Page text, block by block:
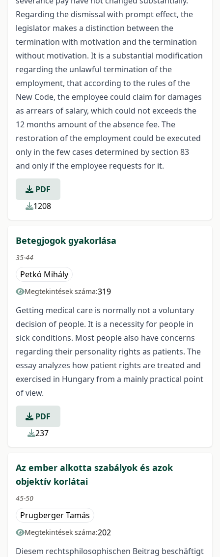
Regarding the dismissal with prompt effect, the
legislator makes a distinction between the
termination with motivation and the termination
without motivation. It is a substantial modification
regarding the unlawful termination of the
employment, that according to the rules of the
New Code, the employee could claim for damages
as arrears of salary, which could not exceeds the
12 months amount of the absence fee. The
restoration of the employment could be executed
only in the few cases determined by section 83
and only if the employee requests for it.
PDF
1208
Betegjogok gyakorlása
35-44
Petkó Mihály
Megtekintések száma:319
Getting medical care is normally not a voluntary
decision of people. It is a necessity for people in
sick conditions. Most people also have concerns
regarding their personality rights as patients. The
essay analyzes how patient rights are treated and
exercised in Hungary from a mainly practical point
of view.
PDF
237
Az ember alkotta szabályok és azok
objektív korlátai
45-50
Prugberger Tamás
Megtekintések száma:202
Diesem rechtsphilosophischen Beitrag beschäftigt